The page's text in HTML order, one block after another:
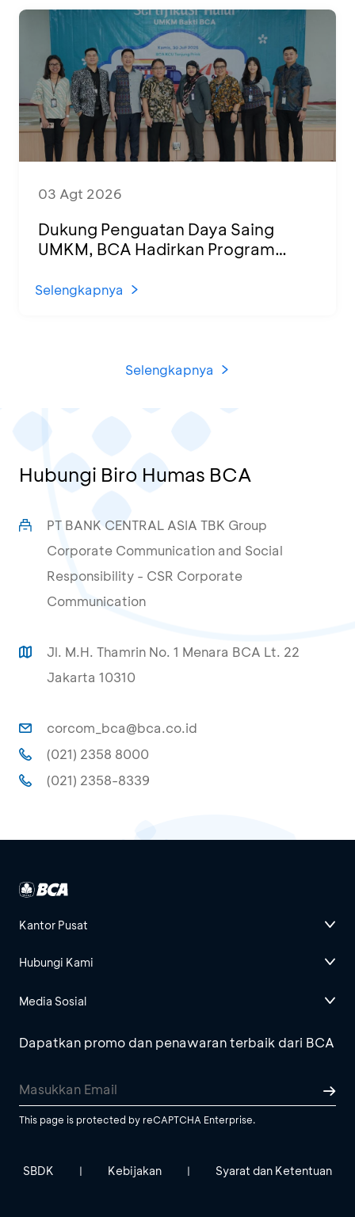
03 Agt 2026
Dukung Penguatan Daya Saing
UMKM, BCA Hadirkan Program
di KCU Tanjung Priok
Selengkapnya
Selengkapnya
Hubungi Biro Humas BCA
PT BANK CENTRAL ASIA TBK Group
Corporate Communication and Social
Responsibility - CSR Corporate
Communication
Jl. M.H. Thamrin No. 1 Menara BCA Lt. 22
Jakarta 10310
corcom_bca@bca.co.id
(021) 2358 8000
(021) 2358-8339
Kantor Pusat
Hubungi Kami
Media Sosial
Dapatkan promo dan penawaran terbaik dari BCA
This page is protected by reCAPTCHA Enterprise.
SBDK | Kebijakan | Syarat dan Ketentuan